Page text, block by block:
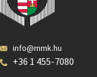
info@mmk.hu
+36 1 455-7080